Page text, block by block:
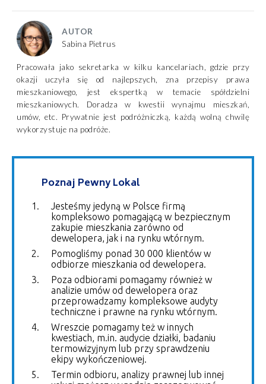
AUTOR
Sabina Pietrus
Pracowała jako sekretarka w kilku kancelariach, gdzie przy
okazji uczyła się od najlepszych, zna przepisy prawa
mieszkaniowego, jest ekspertką w temacie spółdzielni
mieszkaniowych. Doradza w kwestii wynajmu mieszkań,
umów, etc. Prywatnie jest podróżniczką, każdą wolną chwilę
wykorzystuje na podróże.
Poznaj Pewny Lokal
Jesteśmy jedyną w Polsce firmą
kompleksowo pomagającą w bezpiecznym
zakupie mieszkania zarówno od
dewelopera, jak i na rynku wtórnym.
Pomogliśmy ponad 30 000 klientów w
odbiorze mieszkania od dewelopera.
Poza odbiorami pomagamy również w
analizie umów od dewelopera oraz
przeprowadzamy kompleksowe audyty
techniczne i prawne na rynku wtórnym.
Wreszcie pomagamy też w innych
kwestiach, m.in. audycie działki, badaniu
termowizyjnym lub przy sprawdzeniu
ekipy wykończeniowej.
Termin odbioru, analizy prawnej lub innej